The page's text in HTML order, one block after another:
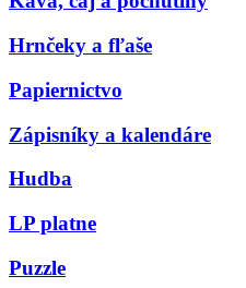
Hrnčeky a fľaše
Papiernictvo
Zápisníky a kalendáre
Hudba
LP platne
Puzzle